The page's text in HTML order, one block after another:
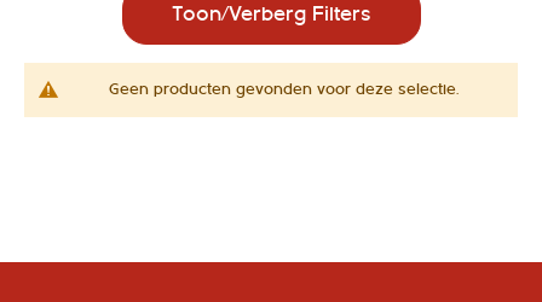
Toon/Verberg Filters
Geen producten gevonden voor deze selectie.